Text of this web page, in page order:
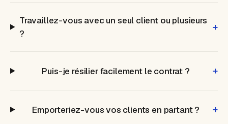
Travaillez-vous avec un seul client ou plusieurs
?
+
Puis-je résilier facilement le contrat ? +
Emporteriez-vous vos clients en partant ? +